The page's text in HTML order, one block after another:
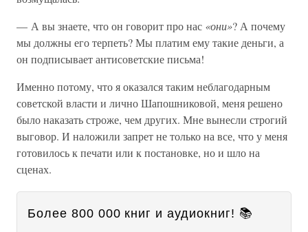
— А вы знаете, что он говорит про нас «они»? А почему
мы должны его терпеть? Мы платим ему такие деньги, а
он подписывает антисоветские письма!
Именно потому, что я оказался таким неблагодарным
советской власти и лично Шапошниковой, меня решено
было наказать строже, чем других. Мне вынесли строгий
выговор. И наложили запрет не только на все, что у меня
готовилось к печати или к постановке, но и шло на
сценах.
Более 800 000 книг и аудиокниг! 📚